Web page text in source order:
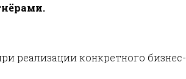
реализации конкретного бизнес-